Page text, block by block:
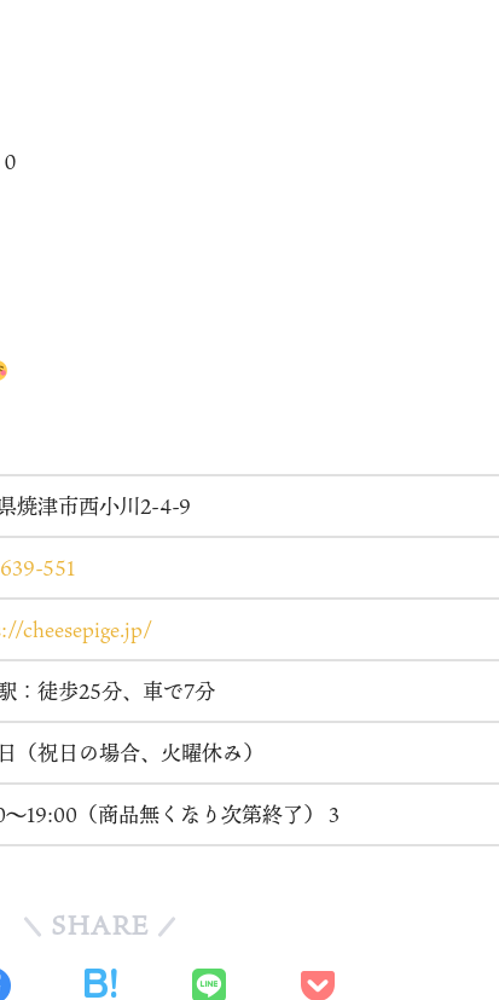
焼津市西小川2-4-9
551
cheesepige.jp/
：徒歩25分、車で7分
（祝日の場合、火曜休み）
〜19:00（商品無くなり次第終了）３
SHARE